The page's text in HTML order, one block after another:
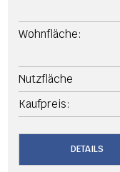
Wohnfläche:
Nutzfläche
Kaufpreis:
DETAILS